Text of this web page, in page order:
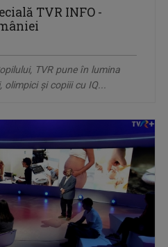
TVR INFO -
TVR pune în lumina
olimpici și copiii cu IQ...